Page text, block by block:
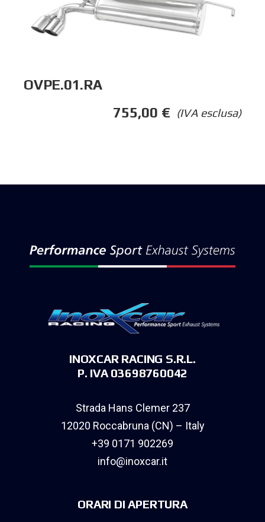
OVPE.01.RA
(IVA esclusa)
755,00 €
INOXCAR RACING S.R.L.
P. IVA 03698760042
Strada Hans Clemer 237
12020 Roccabruna (CN) – Italy
+39 0171 902269
info@inoxcar.it
ORARI DI APERTURA